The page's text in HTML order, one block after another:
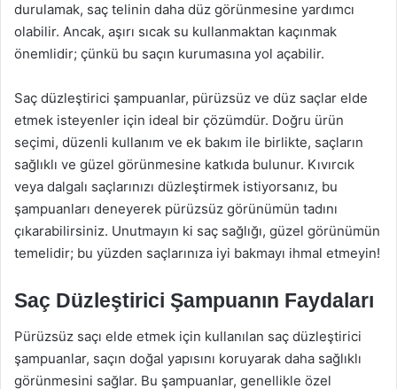
durulamak, saç telinin daha düz görünmesine yardımcı
olabilir. Ancak, aşırı sıcak su kullanmaktan kaçınmak
önemlidir; çünkü bu saçın kurumasına yol açabilir.
Saç düzleştirici şampuanlar, pürüzsüz ve düz saçlar elde
etmek isteyenler için ideal bir çözümdür. Doğru ürün
seçimi, düzenli kullanım ve ek bakım ile birlikte, saçların
sağlıklı ve güzel görünmesine katkıda bulunur. Kıvırcık
veya dalgalı saçlarınızı düzleştirmek istiyorsanız, bu
şampuanları deneyerek pürüzsüz görünümün tadını
çıkarabilirsiniz. Unutmayın ki saç sağlığı, güzel görünümün
temelidir; bu yüzden saçlarınıza iyi bakmayı ihmal etmeyin!
Saç Düzleştirici Şampuanın Faydaları
Pürüzsüz saçı elde etmek için kullanılan saç düzleştirici
şampuanlar, saçın doğal yapısını koruyarak daha sağlıklı
görünmesini sağlar. Bu şampuanlar, genellikle özel